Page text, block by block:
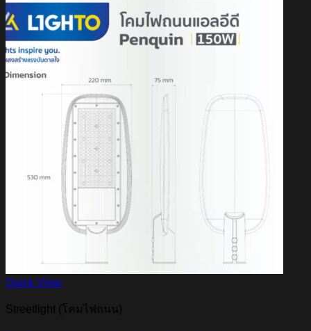
Quick View
Streetlight (โคมไฟถนน)